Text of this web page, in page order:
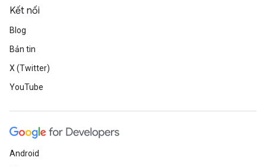
Kết nối
Blog
Bản tin
X (Twitter)
YouTube
Android